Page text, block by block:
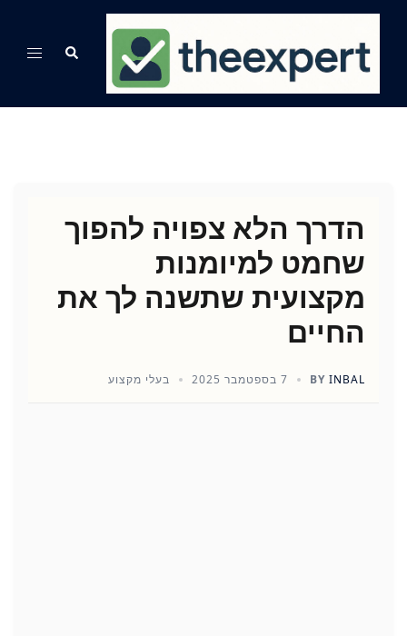
content
Search
Toggle
הדרך הלא צפויה להפוך
שחמט למיומנות
מקצועית שתשנה לך את
החיים
BY INBAL 7 בספטמבר 2025 בעלי מקצוע